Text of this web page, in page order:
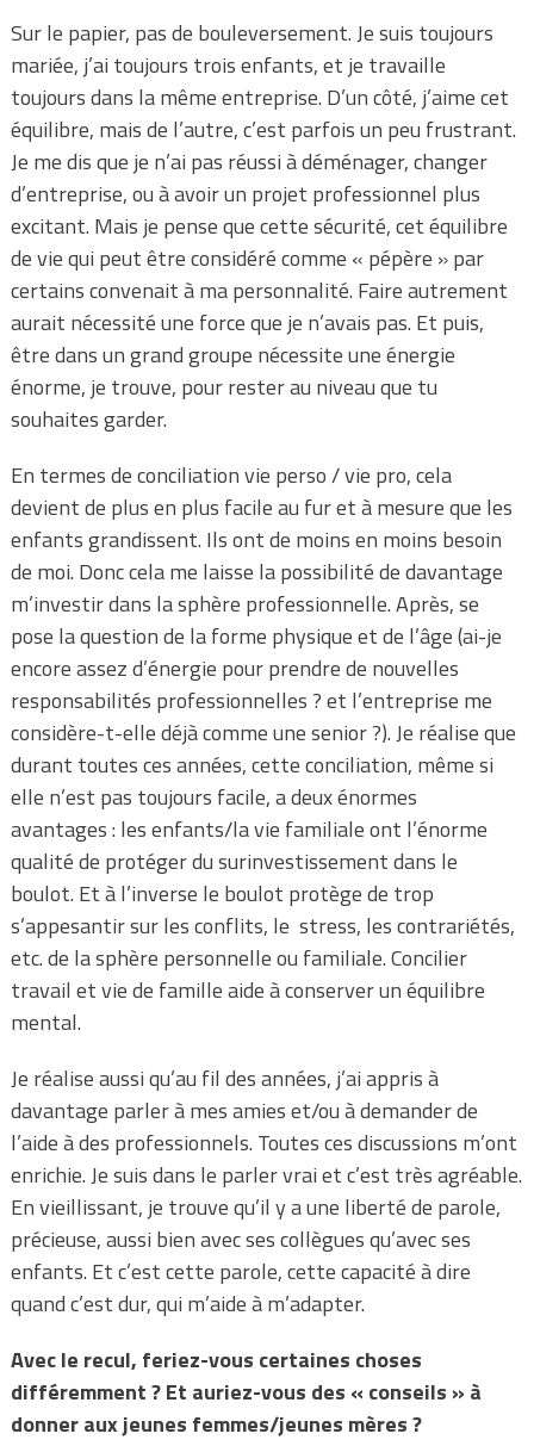
Sur le papier, pas de bouleversement. Je suis toujours
mariée, j’ai toujours trois enfants, et je travaille
toujours dans la même entreprise. D’un côté, j’aime cet
équilibre, mais de l’autre, c’est parfois un peu frustrant.
Je me dis que je n’ai pas réussi à déménager, changer
d’entreprise, ou à avoir un projet professionnel plus
excitant. Mais je pense que cette sécurité, cet équilibre
de vie qui peut être considéré comme « pépère » par
certains convenait à ma personnalité. Faire autrement
aurait nécessité une force que je n’avais pas. Et puis,
être dans un grand groupe nécessite une énergie
énorme, je trouve, pour rester au niveau que tu
souhaites garder.
En termes de conciliation vie perso / vie pro, cela
devient de plus en plus facile au fur et à mesure que les
enfants grandissent. Ils ont de moins en moins besoin
de moi. Donc cela me laisse la possibilité de davantage
m’investir dans la sphère professionnelle. Après, se
pose la question de la forme physique et de l’âge (ai-je
encore assez d’énergie pour prendre de nouvelles
responsabilités professionnelles ? et l’entreprise me
considère-t-elle déjà comme une senior ?). Je réalise que
durant toutes ces années, cette conciliation, même si
elle n’est pas toujours facile, a deux énormes
avantages : les enfants/la vie familiale ont l’énorme
qualité de protéger du surinvestissement dans le
boulot. Et à l’inverse le boulot protège de trop
s’appesantir sur les conflits, le stress, les contrariétés,
etc. de la sphère personnelle ou familiale. Concilier
travail et vie de famille aide à conserver un équilibre
mental.
Je réalise aussi qu’au fil des années, j’ai appris à
davantage parler à mes amies et/ou à demander de
l’aide à des professionnels. Toutes ces discussions m’ont
enrichie. Je suis dans le parler vrai et c’est très agréable.
En vieillissant, je trouve qu’il y a une liberté de parole,
précieuse, aussi bien avec ses collègues qu’avec ses
enfants. Et c’est cette parole, cette capacité à dire
quand c’est dur, qui m’aide à m’adapter.
Avec le recul, feriez-vous certaines choses
différemment ? Et auriez-vous des « conseils » à
donner aux jeunes femmes/jeunes mères ?